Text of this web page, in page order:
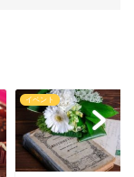
イベント